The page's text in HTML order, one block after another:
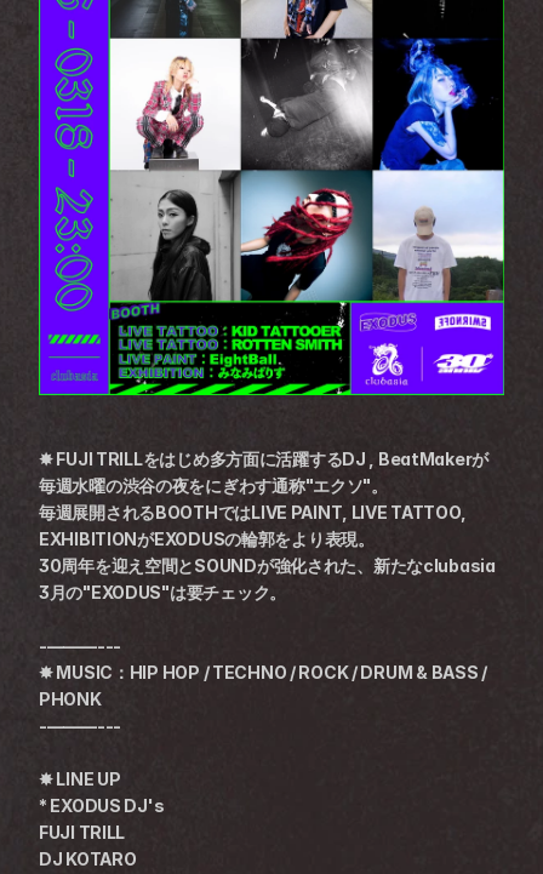
✸ FUJI TRILLをはじめ多方面に活躍するDJ , BeatMakerが
毎週水曜の渋谷の夜をにぎわす通称"エクソ"。
毎週展開されるBOOTHではLIVE PAINT, LIVE TATTOO,
EXHIBITIONがEXODUSの輪郭をより表現。
30周年を迎え空間とSOUNDが強化された、新たなclubasia
3月の"EXODUS"は要チェック。
-———---
✸ MUSIC：HIP HOP / TECHNO / ROCK / DRUM & BASS /
PHONK
-———---
✸ LINE UP
* EXODUS DJ's
FUJI TRILL
DJ KOTARO